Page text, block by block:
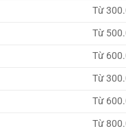
Từ
Từ
Từ
Từ
Từ
Từ